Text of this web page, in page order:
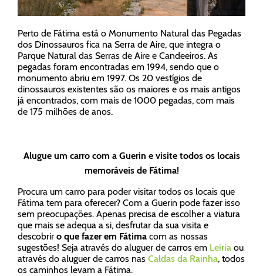
Perto de Fátima está o Monumento Natural das Pegadas
dos Dinossauros fica na Serra de Aire, que integra o
Parque Natural das Serras de Aire e Candeeiros. As
pegadas foram encontradas em 1994, sendo que o
monumento abriu em 1997. Os 20 vestígios de
dinossauros existentes são os maiores e os mais antigos
já encontrados, com mais de 1000 pegadas, com mais
de 175 milhões de anos.
Alugue um carro com a Guerin e visite todos os locais
memoráveis de Fátima!
Procura um carro para poder visitar todos os locais que
Fátima tem para oferecer? Com a Guerin pode fazer isso
sem preocupações. Apenas precisa de escolher a viatura
que mais se adequa a si, desfrutar da sua visita e
descobrir o que fazer em Fátima com as nossas
sugestões! Seja através do aluguer de carros em Leiria ou
através do aluguer de carros nas Caldas da Rainha, todos
os caminhos levam a Fátima.